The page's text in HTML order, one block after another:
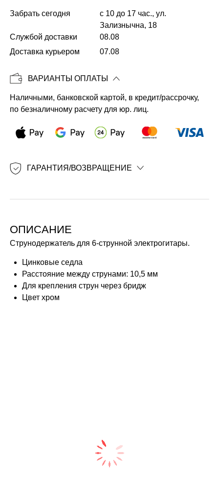
Копировать
Забрать сегодня
с 10 до 17 час., ул.
Зализнычна, 18
Службой доставки
08.08
Доставка курьером
07.08
ВАРИАНТЫ ОПЛАТЫ
Наличными, банковской картой, в кредит/рассрочку,
по безналичному расчету для юр. лиц.
ГАРАНТИЯ/ВОЗВРАЩЕНИЕ
ОПИСАНИЕ
Струнодержатель для 6-струнной электрогитары.
Цинковые седла
Расстояние между струнами: 10,5 мм
Для крепления струн через бридж
Цвет хром